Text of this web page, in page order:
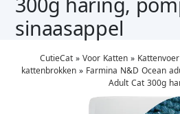
sinaasappel
CutieCat» Voor Katten» Kattenvoer
kattenbrokken» Farmina N&D Ocean
Adult Cat 300g